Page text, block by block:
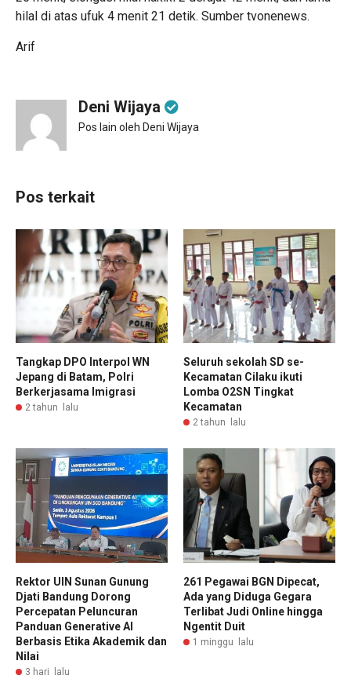
hilal di atas ufuk 4 menit 21 detik. Sumber tvonenews.
Arif
Deni Wijaya
Pos lain oleh Deni Wijaya
Pos terkait
Tangkap DPO Interpol WN
Jepang di Batam, Polri
Berkerjasama Imigrasi
2 tahun lalu
Seluruh sekolah SD se-
Kecamatan Cilaku ikuti
Lomba O2SN Tingkat
Kecamatan
2 tahun lalu
Rektor UIN Sunan Gunung
Djati Bandung Dorong
Percepatan Peluncuran
Panduan Generative AI
Berbasis Etika Akademik dan
Nilai
3 hari lalu
261 Pegawai BGN Dipecat,
Ada yang Diduga Gegara
Terlibat Judi Online hingga
Ngentit Duit
1 minggu lalu